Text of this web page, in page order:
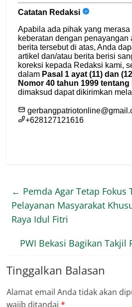
← Pemda Agar Tetap Fokus
Pelayanan Masyarakat
Raya Idul Fitri
PWI Bekasi Bagikan Takjil
Tinggalkan Balasan
Alamat email Anda tidak akan
wajib ditandai*